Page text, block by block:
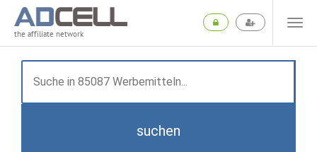
the affiliate network
suchen